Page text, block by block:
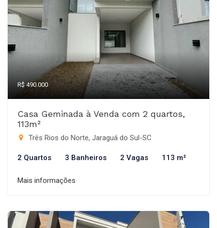
R$ 490.000
Casa Geminada à Venda com 2 quartos,
113m²
Três Rios do Norte, Jaraguá do Sul-SC
2 Quartos 3 Banheiros 2 Vagas 113 m²
Mais informações